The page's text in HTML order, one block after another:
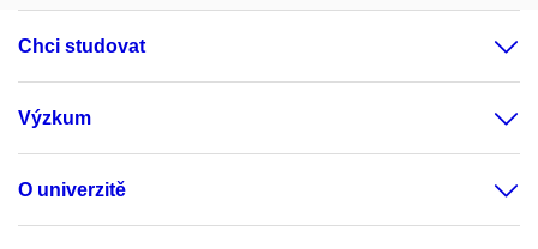
Chci studovat
Výzkum
O univerzitě